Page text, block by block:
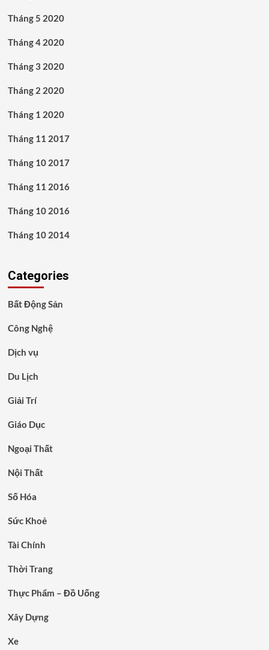
Tháng 5 2020
Tháng 4 2020
Tháng 3 2020
Tháng 2 2020
Tháng 1 2020
Tháng 11 2017
Tháng 10 2017
Tháng 11 2016
Tháng 10 2016
Tháng 10 2014
Categories
Bất Động Sản
Công Nghệ
Dịch vụ
Du Lịch
Giải Trí
Giáo Dục
Ngoại Thất
Nội Thất
Số Hóa
Sức Khoẻ
Tài Chính
Thời Trang
Thực Phẩm – Đồ Uống
Xây Dựng
Xe